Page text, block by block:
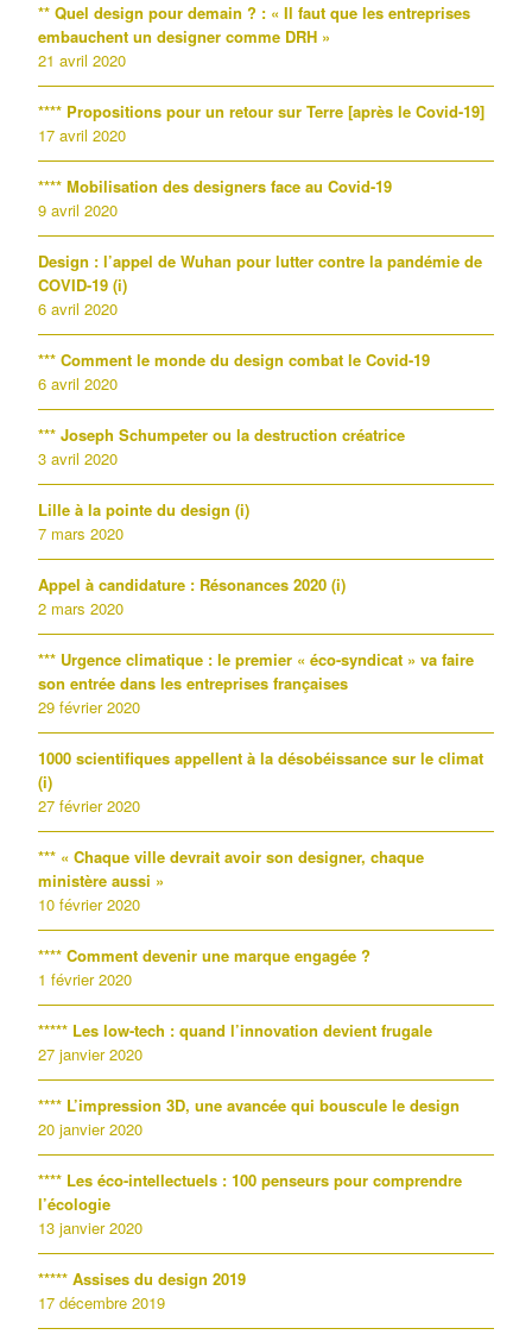
** Quel design pour demain ? : « Il faut que les entreprises
embauchent un designer comme DRH »
21 avril 2020
**** Propositions pour un retour sur Terre [après le Covid-19]
17 avril 2020
**** Mobilisation des designers face au Covid-19
9 avril 2020
Design : l’appel de Wuhan pour lutter contre la pandémie de
COVID-19 (i)
6 avril 2020
*** Comment le monde du design combat le Covid-19
6 avril 2020
*** Joseph Schumpeter ou la destruction créatrice
3 avril 2020
Lille à la pointe du design (i)
7 mars 2020
Appel à candidature : Résonances 2020 (i)
2 mars 2020
*** Urgence climatique : le premier « éco-syndicat » va faire
son entrée dans les entreprises françaises
29 février 2020
1000 scientifiques appellent à la désobéissance sur le climat
(i)
27 février 2020
*** « Chaque ville devrait avoir son designer, chaque
ministère aussi »
10 février 2020
**** Comment devenir une marque engagée ?
1 février 2020
***** Les low-tech : quand l’innovation devient frugale
27 janvier 2020
**** L’impression 3D, une avancée qui bouscule le design
20 janvier 2020
**** Les éco-intellectuels : 100 penseurs pour comprendre
l’écologie
13 janvier 2020
***** Assises du design 2019
17 décembre 2019